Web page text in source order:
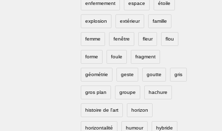
enfermement espace étoile
explosion extérieur famille
femme fenêtre fleur flou
forme foule fragment
géométrie geste goutte gris
gros plan groupe hachure
histoire de l'art horizon
horizontalité humour hybride